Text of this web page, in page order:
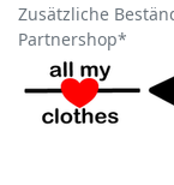
Zusätzliche
Partnershop*